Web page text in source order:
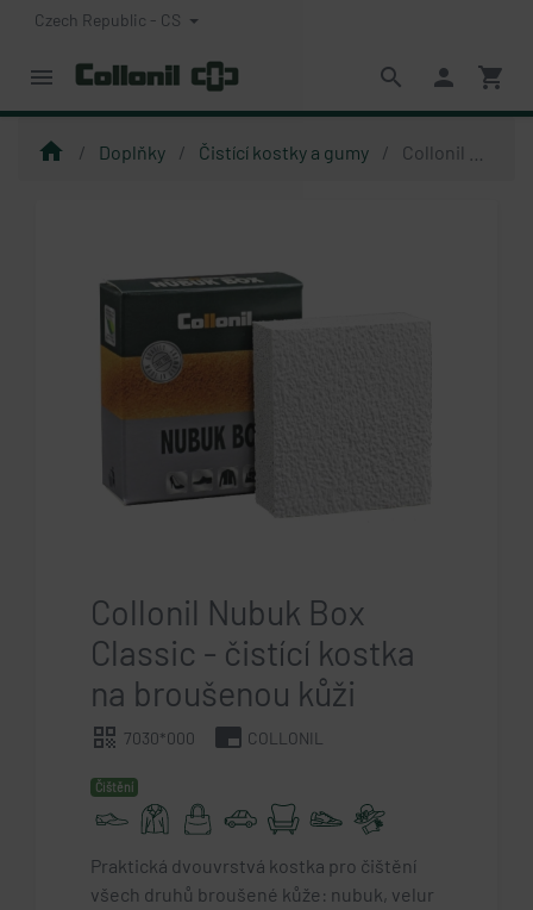
Czech Republic - CS
menu search person shopping_cart
home Doplňky Čistící kostky a gumy Collonil Nubuk Box Classic - čistící kostka na broušenou kůži
Collonil Nubuk Box
Classic - čistící kostka
na broušenou kůži
qr_code 7030*000 branding_watermark COLLONIL
Čištění
Praktická dvouvrstvá kostka pro čištění
všech druhů broušené kůže: nubuk, velur